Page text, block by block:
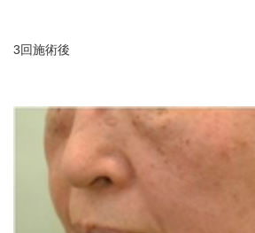
3回施術後